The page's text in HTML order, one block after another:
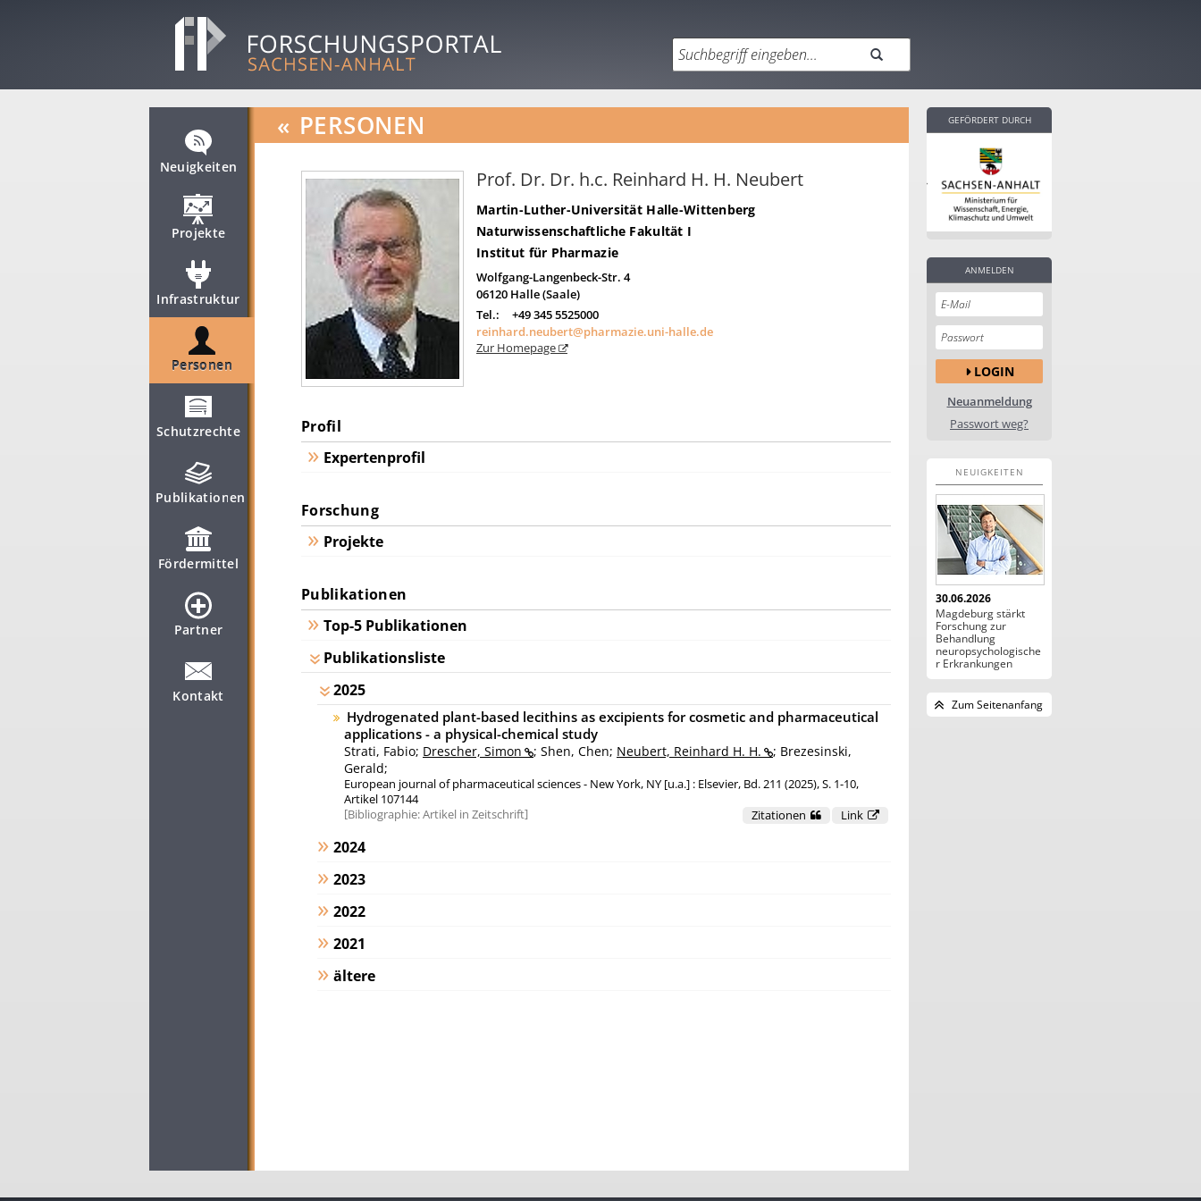
Neuigkeiten
Projekte
Infrastruktur
Personen
Schutzrechte
Publikationen
Fördermittel
Partner
Kontakt
« PERSONEN
Prof. Dr. Dr. h.c. Reinhard H. H. Neubert
Martin-Luther-Universität Halle-Wittenberg
Naturwissenschaftliche Fakultät I
Institut für Pharmazie
Wolfgang-Langenbeck-Str. 4
06120 Halle (Saale)
Tel.:
+49 345 5525000
reinhard.neubert@pharmazie.uni-halle.de
Zur Homepage
Profil
Expertenprofil
Forschung
Projekte
Publikationen
Top-5 Publikationen
Publikationsliste
2025
Hydrogenated plant-based lecithins as excipients for cosmetic and pharmaceutical
applications - a physical-chemical study
Strati, Fabio; Drescher, Simon ; Shen, Chen; Neubert, Reinhard H. H.
; Brezesinski,
Gerald;
European journal of pharmaceutical sciences - New York, NY [u.a.] : Elsevier, Bd. 211 (2025), S. 1-10,
Artikel 107144
Bibliographie:Artikel in Zeitschrift Link
Zitationen
2024
2023
2022
2021
ältere
GEFÖRDERT DURCH
ANMELDEN
LOGIN
Neuanmeldung
Passwort weg?
NEUIGKEITEN
30.06.2026
Magdeburg stärkt
Forschung zur
Behandlung
neuropsychologische
r Erkrankungen
Zum Seitenanfang